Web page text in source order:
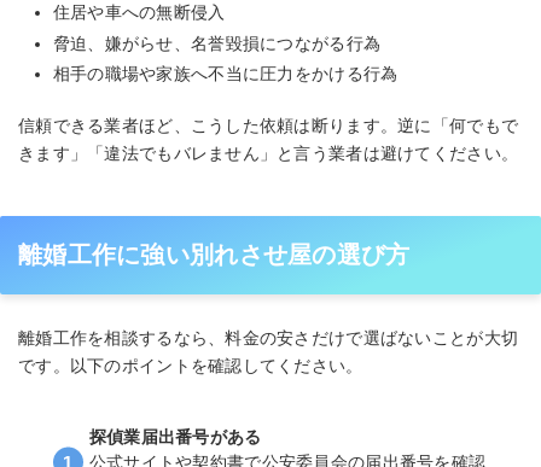
住居や車への無断侵入
脅迫、嫌がらせ、名誉毀損につながる行為
相手の職場や家族へ不当に圧力をかける行為
信頼できる業者ほど、こうした依頼は断ります。逆に「何でもで
きます」「違法でもバレません」と言う業者は避けてください。
離婚工作に強い別れさせ屋の選び方
離婚工作を相談するなら、料金の安さだけで選ばないことが大切
です。以下のポイントを確認してください。
探偵業届出番号がある
公式サイトや契約書で公安委員会の届出番号を確認